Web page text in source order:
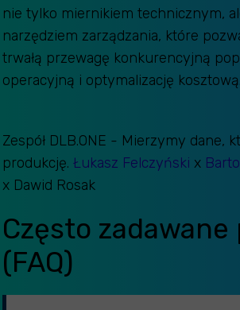
nie tylko miernikiem technicznym,
narzędziem zarządzania, które
trwałą przewagę konkurencyjną
operacyjną i optymalizację kosztową.
Zespół DLB.ONE - Mierzymy dane,
produkcję. Łukasz Felczyński x
x Dawid Rosak
Często zadawane
(FAQ)